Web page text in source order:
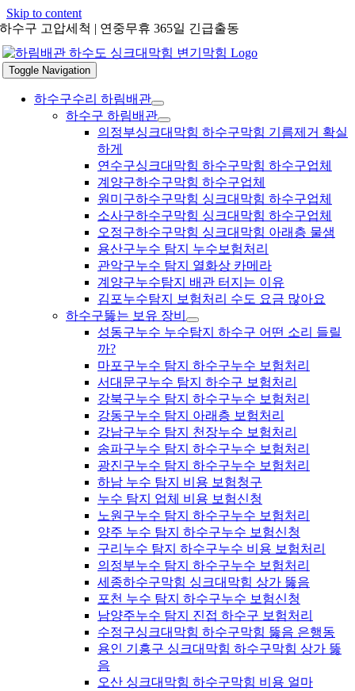
Skip to content
하수구 고압세척 | 연중무휴 365일 긴급출동
Toggle Navigation
하수구수리 하림배관
하수구 하림배관
의정부싱크대막힘 하수구막힘 기름제거 확실
하게
연수구싱크대막힘 하수구막힘 하수구업체
계양구하수구막힘 하수구업체
원미구하수구막힘 싱크대막힘 하수구업체
소사구하수구막힘 싱크대막힘 하수구업체
오정구하수구막힘 싱크대막힘 아래층 물샘
용산구누수 탐지 누수보험처리
관악구누수 탐지 열화상 카메라
계양구누수탐지 배관 터지는 이유
김포누수탐지 보험처리 수도 요금 많아요
하수구뚫는 보유 장비
성동구누수 누수탐지 하수구 어떤 소리 들릴
까?
마포구누수 탐지 하수구누수 보험처리
서대문구누수 탐지 하수구 보험처리
강북구누수 탐지 하수구누수 보험처리
강동구누수 탐지 아래층 보험처리
강남구누수 탐지 천장누수 보험처리
송파구누수 탐지 하수구누수 보험처리
광진구누수 탐지 하수구누수 보험처리
하남 누수 탐지 비용 보험청구
누수 탐지 업체 비용 보험신청
노원구누수 탐지 하수구누수 보험처리
양주 누수 탐지 하수구누수 보험신청
구리누수 탐지 하수구누수 비용 보험처리
의정부누수 탐지 하수구누수 보험처리
세종하수구막힘 싱크대막힘 상가 뚫음
포천 누수 탐지 하수구누수 보험신청
남양주누수 탐지 진접 하수구 보험처리
수정구싱크대막힘 하수구막힘 뚫음 은행동
용인 기흥구 싱크대막힘 하수구막힘 상가 뚫
음
오산 싱크대막힘 하수구막힘 비용 얼마